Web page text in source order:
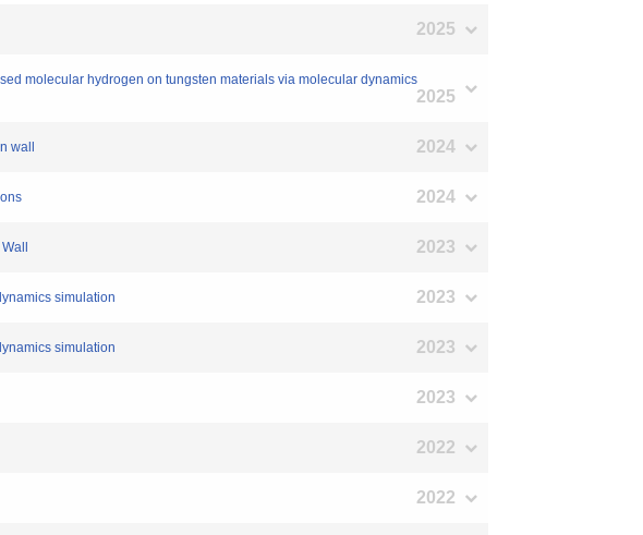
2025
molecular hydrogen on tungsten materials via molecular dynamics
2025
wall 2024
2024
2023
simulation 2023
simulation 2023
2023
2022
2022